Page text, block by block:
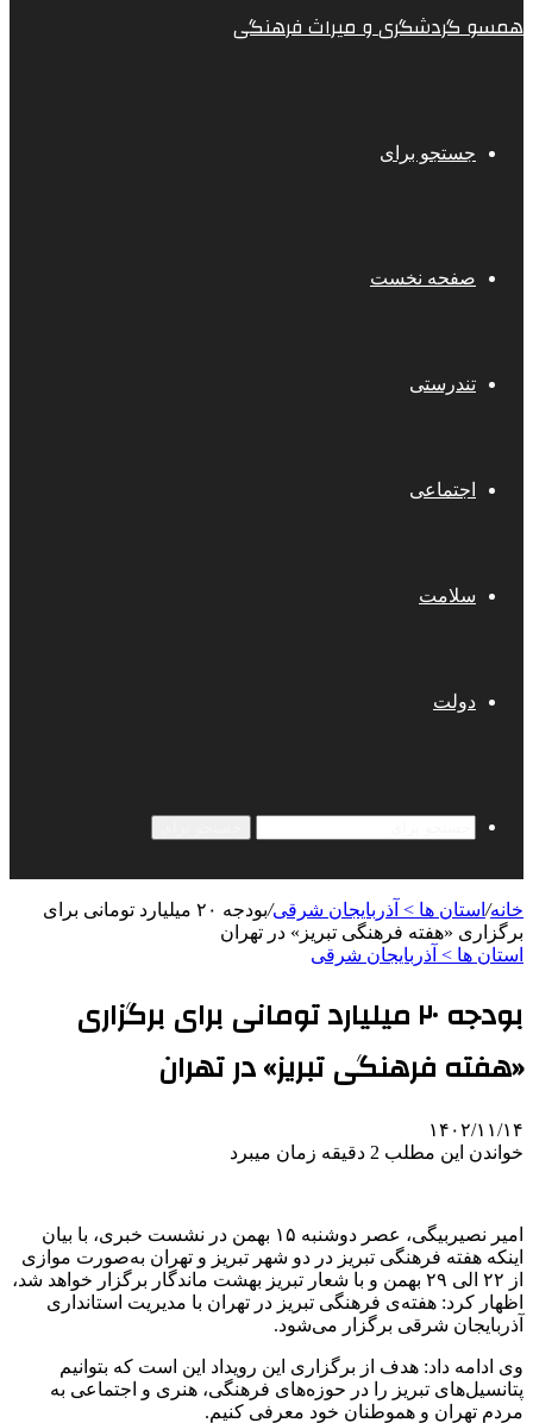
همسو گردشگری و میراث فرهنگی
جستجو برای
صفحه نخست
تندرستی
اجتماعی
سلامت
دولت
خانه/ استان ها > آذربایجان شرقی/
بودجه ۲۰ میلیارد تومانی برای
برگزاری «هفته فرهنگی تبریز» در تهران
استان ها > آذربایجان شرقی
بودجه ۲۰ میلیارد تومانی برای برگزاری
«هفته فرهنگی تبریز» در تهران
۱۴۰۲/۱۱/۱۴
خواندن این مطلب 2 دقیقه زمان میبرد
امیر نصیربیگی، عصر دوشنبه ۱۵ بهمن در نشست خبری، با بیان
اینکه هفته فرهنگی تبریز در دو شهر تبریز و تهران به‌صورت موازی
از ۲۲ الی ۲۹ بهمن‌ و با شعار تبریز بهشت ماندگار برگزار خواهد شد،
اظهار کرد: هفته‌ی فرهنگی تبریز در تهران با مدیریت استانداری
آذربایجان شرقی برگزار می‌شود.
وی ادامه داد: هدف از برگزاری این رویداد این است که بتوانیم
پتانسیل‌های تبریز را در حوزه‌های فرهنگی، هنری و اجتماعی به
مردم تهران و هموطنان خود معرفی کنیم.